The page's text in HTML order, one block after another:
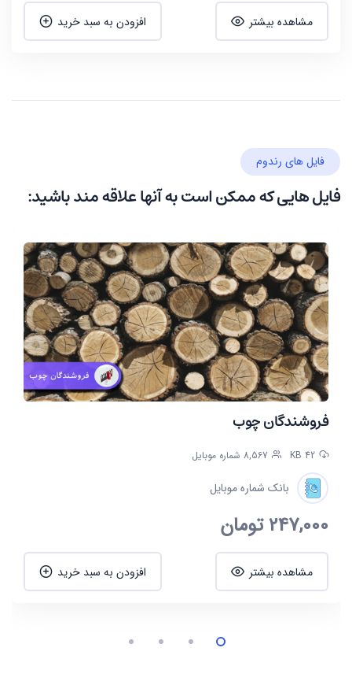
مشاهده بیشتر افزودن به سبد خرید
فایل های رندوم
فایل هایی که ممکن است به آنها علاقه مند باشید:
فروشندگان چوب
42 KB 8,567 شماره موبایل
بانک شماره موبایل
247,000تومان
مشاهده بیشتر افزودن به سبد خرید